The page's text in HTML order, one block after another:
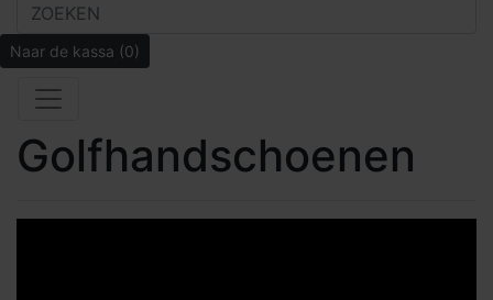
Naar de kassa (0)
Golfhandschoenen